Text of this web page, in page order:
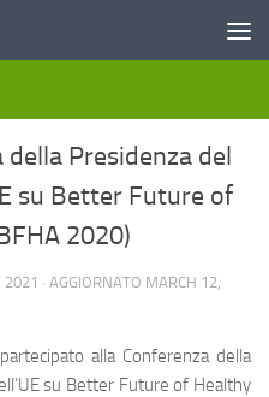
della Presidenza del
su Better Future of
2020)
2021 · AGGIORNATO MARCH 12,
alla Conferenza della
su Better Future of Healthy